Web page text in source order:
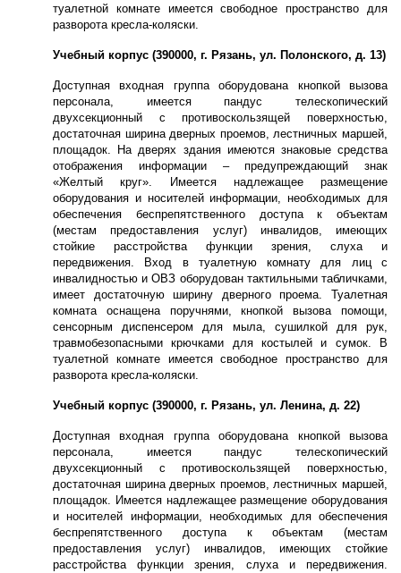
туалетной комнате имеется свободное пространство для
разворота кресла-коляски.
Учебный корпус (390000, г. Рязань, ул. Полонского, д. 13)
Доступная входная группа оборудована кнопкой вызова
персонала, имеется пандус телескопический
двухсекционный с противоскользящей поверхностью,
достаточная ширина дверных проемов, лестничных маршей,
площадок. На дверях здания имеются знаковые средства
отображения информации – предупреждающий знак
«Желтый круг». Имеется надлежащее размещение
оборудования и носителей информации, необходимых для
обеспечения беспрепятственного доступа к объектам
(местам предоставления услуг) инвалидов, имеющих
стойкие расстройства функции зрения, слуха и
передвижения. Вход в туалетную комнату для лиц с
инвалидностью и ОВЗ оборудован тактильными табличками,
имеет достаточную ширину дверного проема. Туалетная
комната оснащена поручнями, кнопкой вызова помощи,
сенсорным диспенсером для мыла, сушилкой для рук,
травмобезопасными крючками для костылей и сумок. В
туалетной комнате имеется свободное пространство для
разворота кресла-коляски.
Учебный корпус (390000, г. Рязань, ул. Ленина, д. 22)
Доступная входная группа оборудована кнопкой вызова
персонала, имеется пандус телескопический
двухсекционный с противоскользящей поверхностью,
достаточная ширина дверных проемов, лестничных маршей,
площадок. Имеется надлежащее размещение оборудования
и носителей информации, необходимых для обеспечения
беспрепятственного доступа к объектам (местам
предоставления услуг) инвалидов, имеющих стойкие
расстройства функции зрения, слуха и передвижения.